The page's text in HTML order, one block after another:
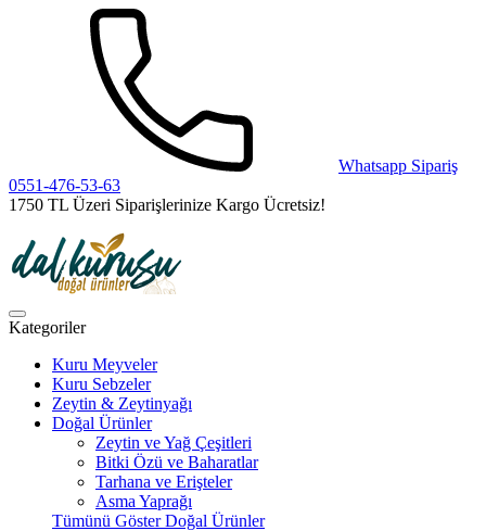
Whatsapp Sipariş
0551-476-53-63
1750 TL Üzeri Siparişlerinize Kargo Ücretsiz!
Kategoriler
Kuru Meyveler
Kuru Sebzeler
Zeytin & Zeytinyağı
Doğal Ürünler
Zeytin ve Yağ Çeşitleri
Bitki Özü ve Baharatlar
Tarhana ve Erişteler
Asma Yaprağı
Tümünü Göster Doğal Ürünler